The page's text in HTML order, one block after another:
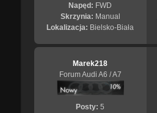
Napęd: FWD
Skrzynia: Manual
Lokalizacja: Bielsko-Biała
Marek218
Forum Audi A6 / A7
Posty: 5